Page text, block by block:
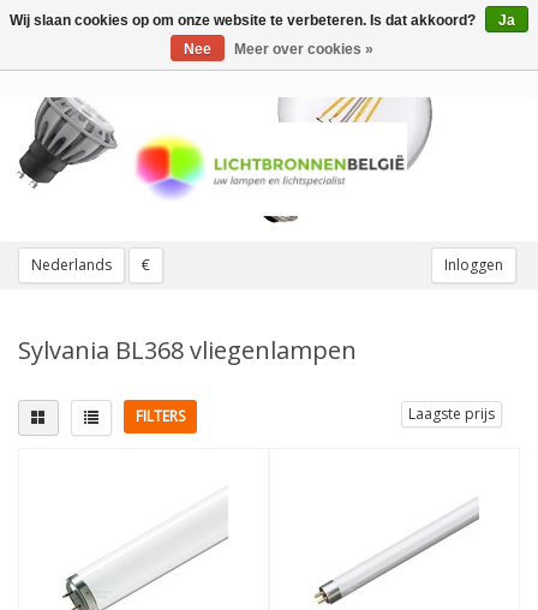
Nederlands € Inloggen
Toggle
Sylvania BL368 vliegenlampen
FILTERS Laagste prijs
G5 lampvoet
E27 dikke fitting(1)
G10q
(2)
Wattage
15W(2)
Wij slaan cookies op om onze website te verbeteren. Is dat akkoord?
Ja
Nee
Meer over cookies »